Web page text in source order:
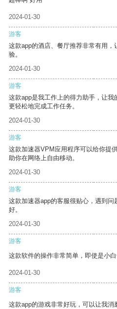
2024-01-30
游客
这款app的酒店、餐厅推荐非常有用
验。
2024-01-30
游客
这款app是我工作上的得力助手，让
更轻松地完成工作任务。
2024-01-30
游客
这款加速器VPM应用程序可以给你提
助你在网络上自由移动。
2024-01-30
游客
这款加速器app的客服很贴心，遇到
好。
2024-01-30
游客
这款软件的操作非常简单，即使是小白
2024-01-30
游客
这款app的游戏非常好玩，可以让我消